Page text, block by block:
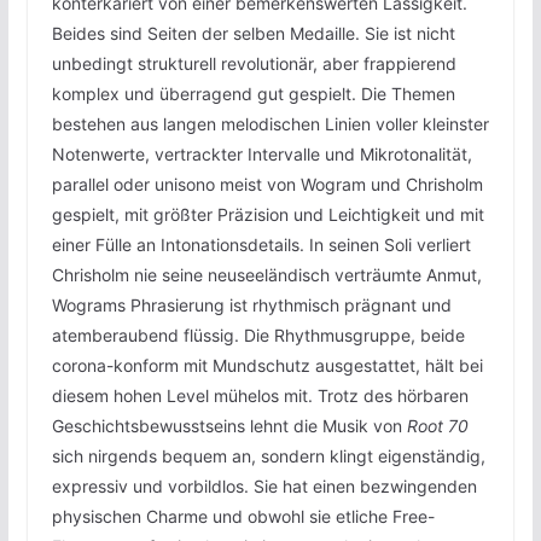
Beides sind Seiten der selben Medaille. Sie ist nicht
unbedingt strukturell revolutionär, aber frappierend
komplex und überragend gut gespielt. Die Themen
bestehen aus langen melodischen Linien voller kleinster
Notenwerte, vertrackter Intervalle und Mikrotonalität,
parallel oder unisono meist von Wogram und Chrisholm
gespielt, mit größter Präzision und Leichtigkeit und mit
einer Fülle an Intonationsdetails. In seinen Soli verliert
Chrisholm nie seine neuseeländisch verträumte Anmut,
Wograms Phrasierung ist rhythmisch prägnant und
atemberaubend flüssig. Die Rhythmusgruppe, beide
corona-konform mit Mundschutz ausgestattet, hält bei
diesem hohen Level mühelos mit. Trotz des hörbaren
Geschichtsbewusstseins lehnt die Musik von Root 70
sich nirgends bequem an, sondern klingt eigenständig,
expressiv und vorbildlos. Sie hat einen bezwingenden
physischen Charme und obwohl sie etliche Free-